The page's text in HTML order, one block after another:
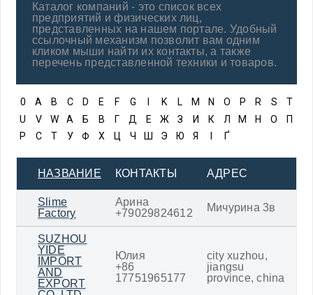
Каталог компаний - это список всех
предприятий и физических лиц,
представленных на нашем портале. Удобный
ссылочный механизм позволит вам одним
кликом мыши найти их контакты, а также
перечень представленной техники и товаров.
0 A B C D E F G K L M N O P R S
T
U
V W А Б В Г Д Е Ж З И К Л М Н О
П
Р
С Т У Ф Х Ц Ч Ш Э Ю Я Ґ
НАЗВАНИЕ КОНТАКТЫ АДРЕС
Slime
Factory
Арина
+79029824612
Мичурина 3в
SUZHOU
YIDE
IMPORT
AND
EXPORT
Юлия
+86
17751965177
city xuzhou,
jiangsu
province, china